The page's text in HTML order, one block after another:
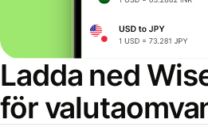
Ladda ned
för